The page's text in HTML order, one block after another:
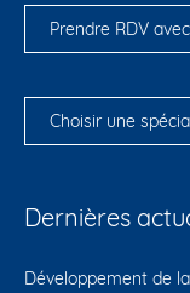
Prendre RDV
Choisir une
Dernières
Développement de